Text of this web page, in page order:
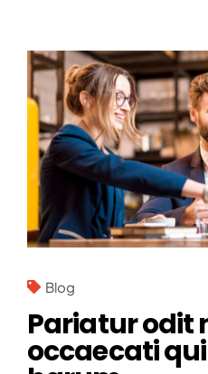
Blog
Pariatur odit
occaecati